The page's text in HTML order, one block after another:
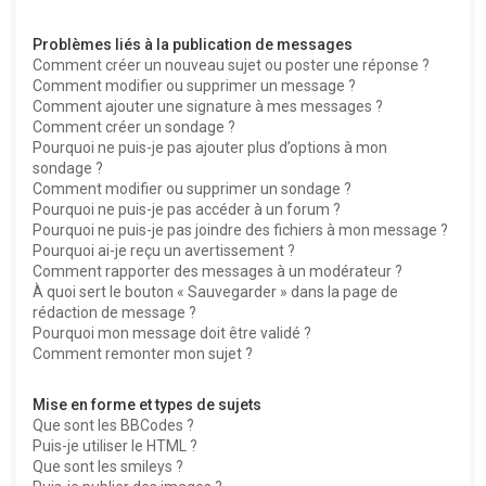
Problèmes liés à la publication de messages
Comment créer un nouveau sujet ou poster une réponse ?
Comment modifier ou supprimer un message ?
Comment ajouter une signature à mes messages ?
Comment créer un sondage ?
Pourquoi ne puis-je pas ajouter plus d’options à mon
sondage ?
Comment modifier ou supprimer un sondage ?
Pourquoi ne puis-je pas accéder à un forum ?
Pourquoi ne puis-je pas joindre des fichiers à mon message ?
Pourquoi ai-je reçu un avertissement ?
Comment rapporter des messages à un modérateur ?
À quoi sert le bouton « Sauvegarder » dans la page de
rédaction de message ?
Pourquoi mon message doit être validé ?
Comment remonter mon sujet ?
Mise en forme et types de sujets
Que sont les BBCodes ?
Puis-je utiliser le HTML ?
Que sont les smileys ?